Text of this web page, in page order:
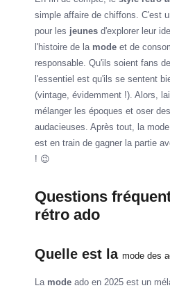
simple affaire de chiffons. C'est
pour les jeunes d'explorer leur
l'histoire de la mode et de
responsable. Qu'ils soient fans
l'essentiel est qu'ils se sentent
(vintage, évidemment !). Alors,
mélanger les époques et oser
audacieuses. Après tout, la
est en train de gagner la partie
! 😉
Questions
rétro ado
Quelle est la mode des
La mode ado en 2025 est un